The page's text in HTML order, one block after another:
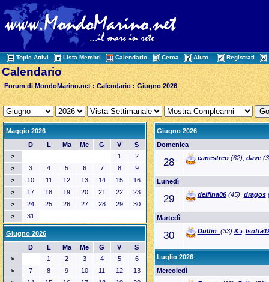
Topic Attivi Lista Membri Calendario Cerca Aiuto Registrati
Calendario
Forum di MondoMarino.net :Calendario : Giugno 2026
Maggio 2026
D
L Ma Me G V S
> 1 2
> 3 4 5 6 7 8 9
> 10 11 12 13 14 15 16
> 17 18 19 20 21 22 23
> 24 25 26 27 28 29 30
> 31
Giugno 2026
Domenica
28 canestreo(62), dave
Lunedì
29 delfina06(45), dragos
Martedì
30 Dulfin_د& (33) ,
Luglio 2026
Mercoledì
Giugno 2026
D
L Ma Me G V S
> 1 2 3 4 5 6
> 7 8 9 10 11 12 13